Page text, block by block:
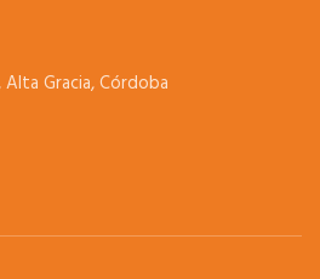
Gracia, Córdoba